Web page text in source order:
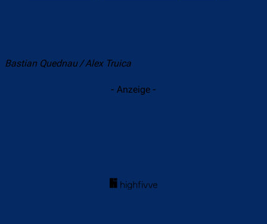
Bastian Quednau / Alex Truica
- Anzeige -